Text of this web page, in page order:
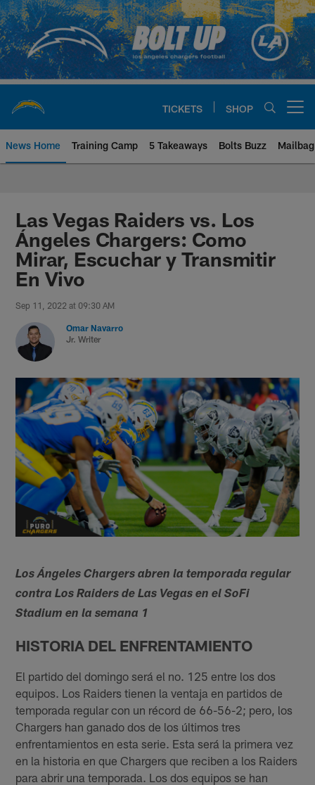
Skip
to
main
content
TICKETS SHOP
News Home Training Camp 5 Takeaways Bolts Buzz Mailbag
Chargers Official Site | Los
Las Vegas Raiders vs. Los
Ángeles Chargers: Como
Mirar, Escuchar y Transmitir
En Vivo
Sep 11, 2022 at 09:30 AM
Omar Navarro
Jr. Writer
Los Ángeles Chargers abren la temporada regular
contra Los Raiders de Las Vegas en el SoFi
Stadium en la semana 1
HISTORIA DEL ENFRENTAMIENTO
El partido del domingo será el no. 125 entre los dos
equipos. Los Raiders tienen la ventaja en partidos de
temporada regular con un récord de 66-56-2; pero, los
Chargers han ganado dos de los últimos tres
enfrentamientos en esta serie. Esta será la primera vez
en la historia en que Chargers que reciben a los Raiders
para abrir una temporada. Los dos equipos se han